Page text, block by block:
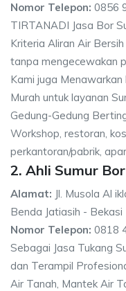
Nomor Telepon: 0856
TIRTANADI Jasa Bor
Kriteria Aliran Air
tanpa mengecewakan
Kami juga
Murah untuk layanan
Gedung-Gedung
Workshop, restoran,
perkantoran/pabrik,
2. Ahli Sumur
Alamat: Jl. Musola Al
Benda Jatiasih -
Nomor Telepon: 0818
Sebagai Jasa Tukang
dan Terampil
Air Tanah, Mantek Air